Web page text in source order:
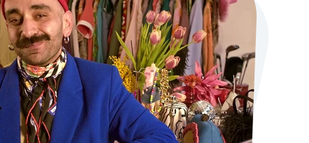
überall
Baukasten
ohne Programmierkenntnisse
erstellen
noch heute online
Rankingcoach
Schnell und einfach an die Spitze bei Google
Premium Services
Individuelle technische Unterstützung
Google Anzeigen
Sofort sichtbar bei Google
Banner-Werbung
Deine Anzeigen auf anderen